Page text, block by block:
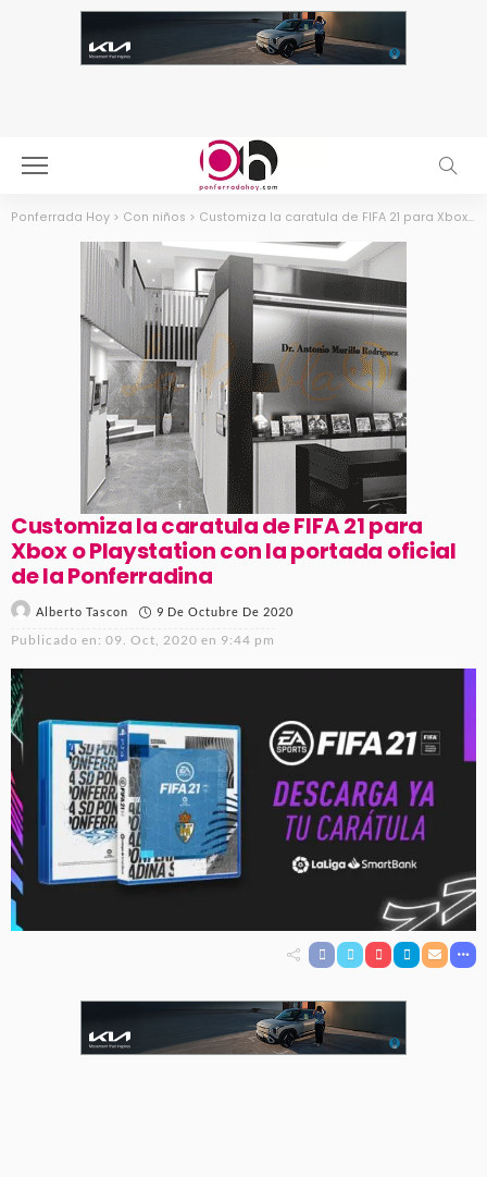
Ponferrada Hoy > Con niños > Customiza la caratula de FIFA 21 para Xbox o Playstation con la portada oficial de la Ponferradina
Customiza la caratula de FIFA 21 para
Xbox o Playstation con la portada oficial
de la Ponferradina
Alberto Tascon 9 De Octubre De 2020
Publicado en: 09. Oct, 2020 en 9:44 pm